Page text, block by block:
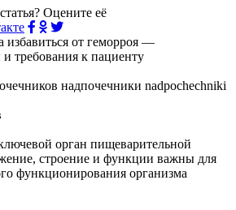
Оцените её
избавиться от геморроя —
требования к пациенту
надпочечники nadpochechniki
орган пищеварительной
строение и функции важны для
функционирования организма